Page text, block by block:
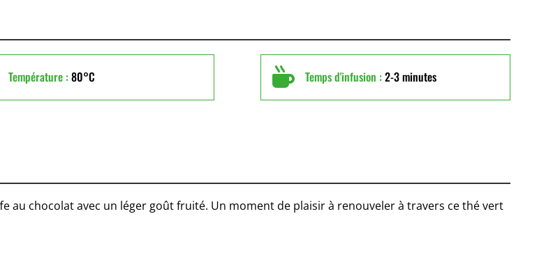
Température : 80°C  Temps d'infusion : 2-3 minutes
au chocolat avec un léger goût fruité. Un moment de plaisir à renouveler à travers ce thé vert